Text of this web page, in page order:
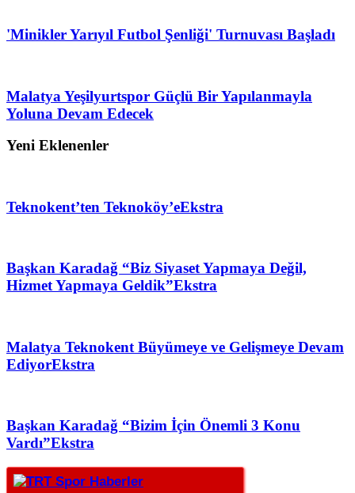
'Minikler Yarıyıl Futbol Şenliği' Turnuvası Başladı
Malatya Yeşilyurtspor Güçlü Bir Yapılanmayla
Yoluna Devam Edecek
Yeni Eklenenler
Teknokent’ten Teknoköy’eEkstra
Başkan Karadağ “Biz Siyaset Yapmaya Değil,
Hizmet Yapmaya Geldik”Ekstra
Malatya Teknokent Büyümeye ve Gelişmeye Devam
EdiyorEkstra
Başkan Karadağ “Bizim İçin Önemli 3 Konu
Vardı”Ekstra